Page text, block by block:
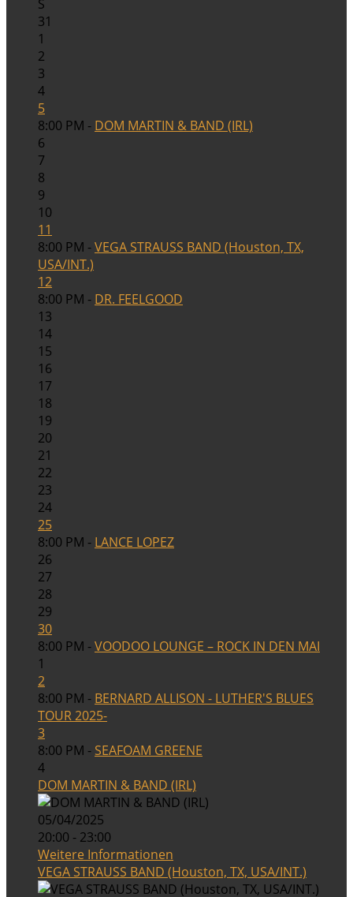
S
31
1
2
3
4
5
8:00 PM - DOM MARTIN & BAND (IRL)
6
7
8
9
10
11
8:00 PM -VEGA STRAUSS BAND (Houston, TX,
USA/INT.)
12
8:00 PM - DR. FEELGOOD
13
14
15
16
17
18
19
20
21
22
23
24
25
8:00 PM - LANCE LOPEZ
26
27
28
29
30
8:00 PM -VOODOO LOUNGE – ROCK IN DEN MAI
1
2
8:00 PM - BERNARD ALLISON - LUTHER'S BLUES
TOUR 2025-
3
8:00 PM - SEAFOAM GREENE
4
DOM MARTIN & BAND (IRL)
05/04/2025
20:00 - 23:00
Weitere Informationen
VEGA STRAUSS BAND (Houston, TX, USA/INT.)